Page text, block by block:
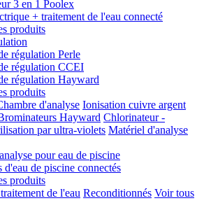
3 en 1 Poolex
+ traitement de l'eau connecté
produits
régulation Perle
régulation CCEI
régulation Hayward
produits
d'analyse Ionisation cuivre argent
Hayward Chlorinateur -
par ultra-violets Matériel d'analyse
pour eau de piscine
d'eau de piscine connectés
produits
de l'eau Reconditionnés Voir tous